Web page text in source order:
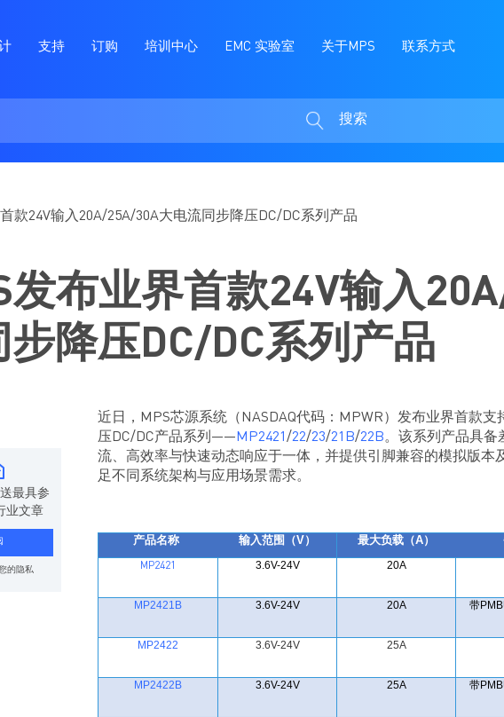
支持 订购 培训中心 EMC 实验室 关于MPS 联系方式
搜索
款24V输入20A/25A/30A大电流同步降压DC/DC系列产品
发布业界首款24V输入
步降压DC/DC系列产品
最具参
业文章
的隐私
近日，MPS芯源系统（NASDAQ代码：MPWR）发布业界首款支
压DC/DC产品系列—— MP2421 /22/23/21B/22B。该系列产品具备
流、高效率与快速动态响应于一体，并提供引脚兼容的模拟版本
足不同系统架构与应用场景需求。
产品名称 输入范围（V） 最大负载（A）
MP2421 3.6V-24V 20A
MP2421B 3.6V-24V 20A 带
MP2422 3.6V-24V 25A
MP2422B 3.6V-24V 25A 带